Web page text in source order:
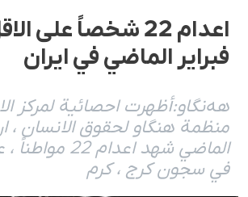
اعدام 22 شخصاً على
فبراير الماضي في ايران
هەنگاو:أظهرت احصائية لمركز
منظمة هنگاو لحقوق الانسان ،
الماضي شهد اعدام
في سجون كرج ، كرم